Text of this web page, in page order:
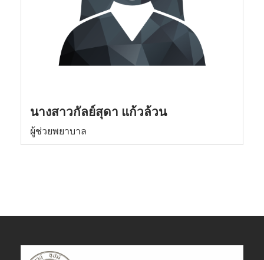
นางสาวกัลย์สุดา แก้วล้วน
ผู้ช่วยพยาบาล